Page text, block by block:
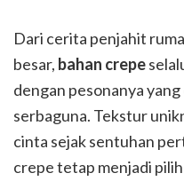
Dari cerita penjahit
besar, bahan crepe
dengan pesonanya
serbaguna. Tekstur
cinta sejak sentuhan
crepe tetap menjadi